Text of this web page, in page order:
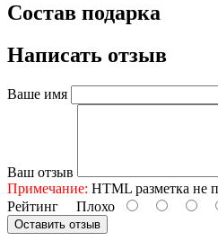
Состав подарка
Написать отзыв
Ваше имя
Ваш отзыв
Примечание: HTML разметка не
Рейтинг Плохо
Оставить отзыв